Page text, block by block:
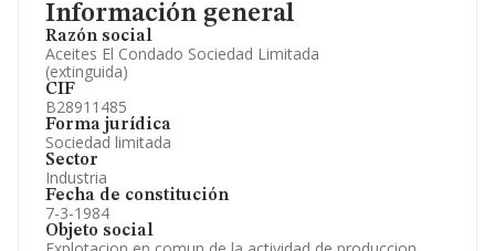
Información general
Razón social
Aceites El Condado Sociedad Limitada
(extinguida)
CIF
B28911485
Forma jurídica
Sociedad limitada
Sector
Industria
Fecha de constitución
7-3-1984
Objeto social